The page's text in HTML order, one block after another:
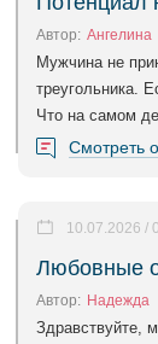
Автор: Ангелина
Мужчина не
треугольника.
Что на самом
Смотреть
Любовные
10.07.2026 /
Автор: Надежда
Здравствуйте,